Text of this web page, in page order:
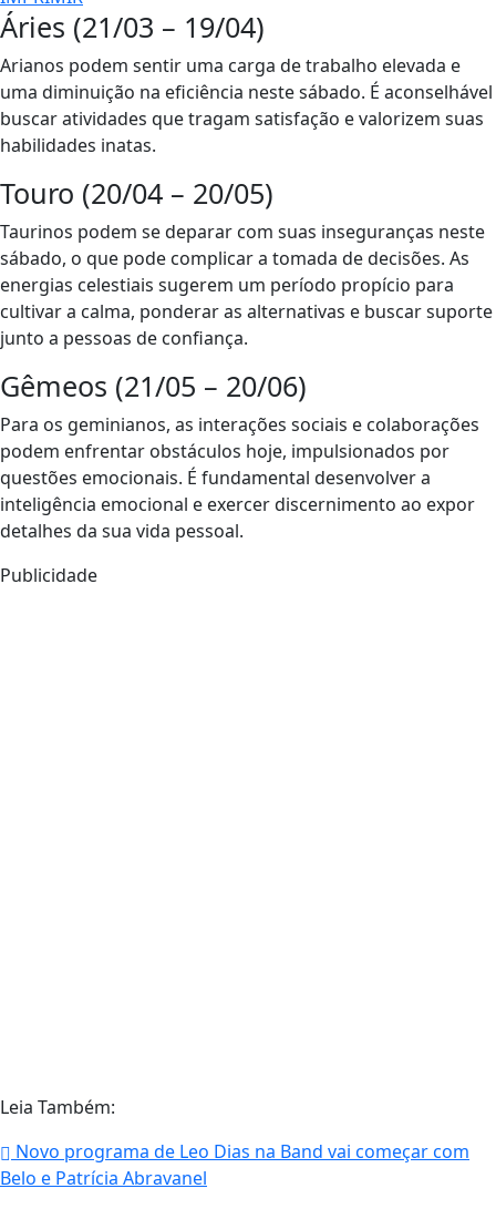
Áries (21/03 – 19/04)
Arianos podem sentir uma carga de trabalho elevada e
uma diminuição na eficiência neste sábado. É aconselhável
buscar atividades que tragam satisfação e valorizem suas
habilidades inatas.
Touro (20/04 – 20/05)
Taurinos podem se deparar com suas inseguranças neste
sábado, o que pode complicar a tomada de decisões. As
energias celestiais sugerem um período propício para
cultivar a calma, ponderar as alternativas e buscar suporte
junto a pessoas de confiança.
Gêmeos (21/05 – 20/06)
Para os geminianos, as interações sociais e colaborações
podem enfrentar obstáculos hoje, impulsionados por
questões emocionais. É fundamental desenvolver a
inteligência emocional e exercer discernimento ao expor
detalhes da sua vida pessoal.
Publicidade
Leia Também:
Novo programa de Leo Dias na Band vai começar com
Belo e Patrícia Abravanel